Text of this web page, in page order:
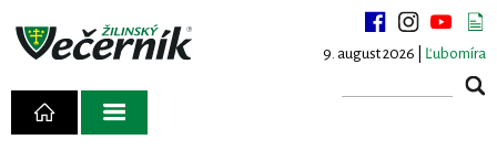
9. august 2026 | Ľubomíra